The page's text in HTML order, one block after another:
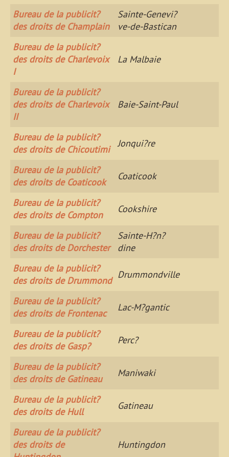
Bureau de la publicit?
des droits de Champlain
Sainte-Genevi?
ve-de-Bastican
Bureau de la publicit?
des droits de Charlevoix
I
La Malbaie
Bureau de la publicit?
des droits de Charlevoix
II
Baie-Saint-Paul
Bureau de la publicit?
des droits de Chicoutimi
Jonqui?re
Bureau de la publicit?
des droits de Coaticook
Coaticook
Bureau de la publicit?
des droits de Compton
Cookshire
Bureau de la publicit?
des droits de Dorchester
Sainte-H?n?
dine
Bureau de la publicit?
des droits de Drummond
Drummondville
Bureau de la publicit?
des droits de Frontenac
Lac-M?gantic
Bureau de la publicit?
des droits de Gasp?
Perc?
Bureau de la publicit?
des droits de Gatineau
Maniwaki
Bureau de la publicit?
des droits de Hull
Gatineau
Bureau de la publicit?
des droits de
Huntingdon